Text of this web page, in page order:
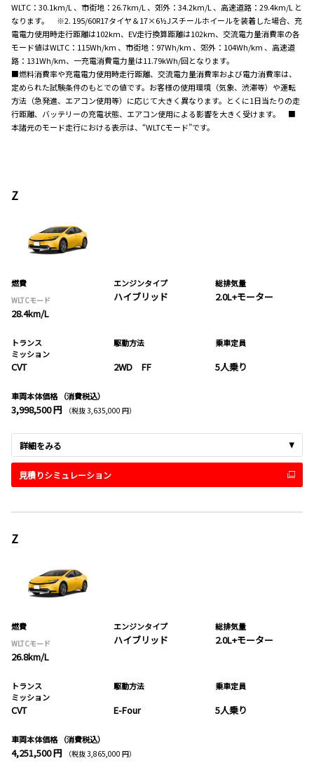
WLTC：30.1km/L 、市街地：26.7km/L 、郊外：34.2km/L 、高速道路：29.4km/L と
なります。 ※2. 195/60R17タイヤ＆17×6½Jスチールホイールを装着した場合、充
電電力使用時走行距離は102km、EV走行換算距離は102km、交流電力量消費率の各
モード値はWLTC：115Wh/km 、市街地：97Wh/km 、郊外：104Wh/km 、高速道
路：131Wh/km、一充電消費電力量は11.79kWh/回となります。
■燃料消費率や充電電力使用時走行距離、交流電力量消費率および電力消費率は、
定められた試験条件のもとでの値です。お客様の使用環境（気象、渋滞等）や運転
方法（急発進、エアコン使用等）に応じて大きく異なります。とくに1日当たりの走
行距離、バッテリーの充電状態、エアコン使用による影響を大きく受けます。 ■
本諸元のモード走行における表示は、“WLTCモード”です。
Z
燃費
WLTCモード
28.4km/L
エンジンタイプ
ハイブリッド
総排気量
2.0L+モーター
トランス
ミッション
CVT
駆動方法
2WD FF
乗車定員
5人乗り
車両本体価格 （消費税込）
3,998,500 円 （税抜 3,635,000 円）
詳細をみる
見積りシミュレーション
Z
燃費
WLTCモード
26.8km/L
エンジンタイプ
ハイブリッド
総排気量
2.0L+モーター
トランス
ミッション
CVT
駆動方法
E-Four
乗車定員
5人乗り
車両本体価格 （消費税込）
4,251,500 円 （税抜 3,865,000 円）